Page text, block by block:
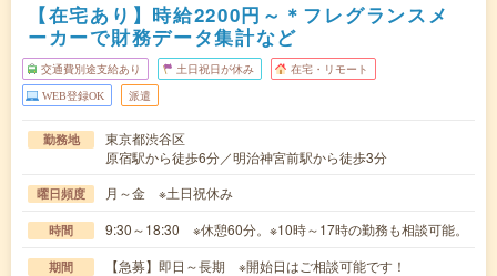
【在宅あり】時給2200円～＊フレグランスメ
ーカーで財務データ集計など
交通費別途支給あり 土日祝日が休み 在宅・リモート
WEB登録OK 派遣
勤務地
東京都渋谷区
原宿駅から徒歩6分／明治神宮前駅から徒歩3分
曜日頻度 月～金 ※土日祝休み
時間 9:30～18:30 ※休憩60分。※10時～17時の勤務も相談可能。
期間 【急募】即日～長期 ※開始日はご相談可能です！